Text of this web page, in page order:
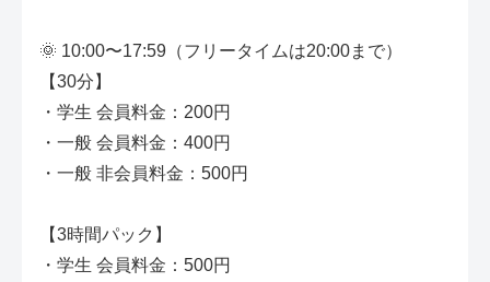
🌞 10:00〜17:59（フリータイムは20:00まで）
【30分】
・学生 会員料金：200円
・一般 会員料金：400円
・一般 非会員料金：500円
【3時間パック】
・学生 会員料金：500円